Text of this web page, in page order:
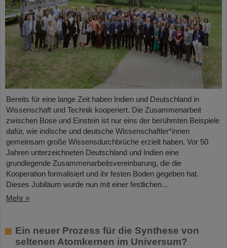
Bereits für eine lange Zeit haben Indien und Deutschland in
Wissenschaft und Technik kooperiert. Die Zusammenarbeit
zwischen Bose und Einstein ist nur eins der berühmten Beispiele
dafür, wie indische und deutsche Wissenschaftler*innen
gemeinsam große Wissensdurchbrüche erzielt haben. Vor 50
Jahren unterzeichneten Deutschland und Indien eine
grundlegende Zusammenarbeitsvereinbarung, die die
Kooperation formalisiert und ihr festen Boden gegeben hat.
Dieses Jubiläum wurde nun mit einer festlichen…
Mehr »
Ein neuer Prozess für die Synthese von
seltenen Atomkernen im Universum?